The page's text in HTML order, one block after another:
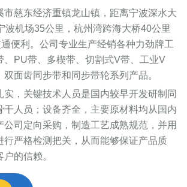
市慈东经济重镇龙山镇，距离宁波深水大
波机场35公里，杭州湾跨海大桥40公里
便利。公司专业生产经销各种力劲牌工
、PU带、多楔带、切割式V带、工业V
面齿同步带和同步带轮系列产品。
实，关键技术人员是国内较早开发研制同
干人员；设备齐全，主要原材料均从国内
公司定向采购，制造工艺成熟规范，并用
行严格检测把关，从而能够保证产品质
的信赖。